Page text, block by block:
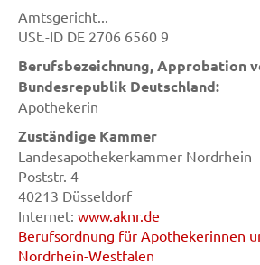
Amtsgericht...
USt.-ID DE 2706 6560 9
Berufsbezeichnung, Approbation
Bundesrepublik Deutschland:
Apothekerin
Zuständige Kammer
Landesapothekerkammer Nordrhein
Poststr. 4
40213 Düsseldorf
Internet: www.aknr.de
Berufsordnung für Apothekerinnen
Nordrhein-Westfalen